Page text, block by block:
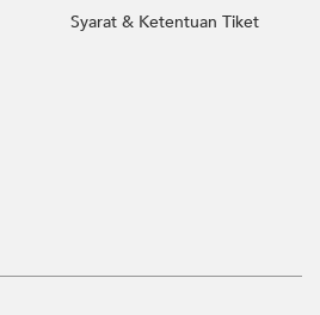
Syarat & Ketentuan Tiket